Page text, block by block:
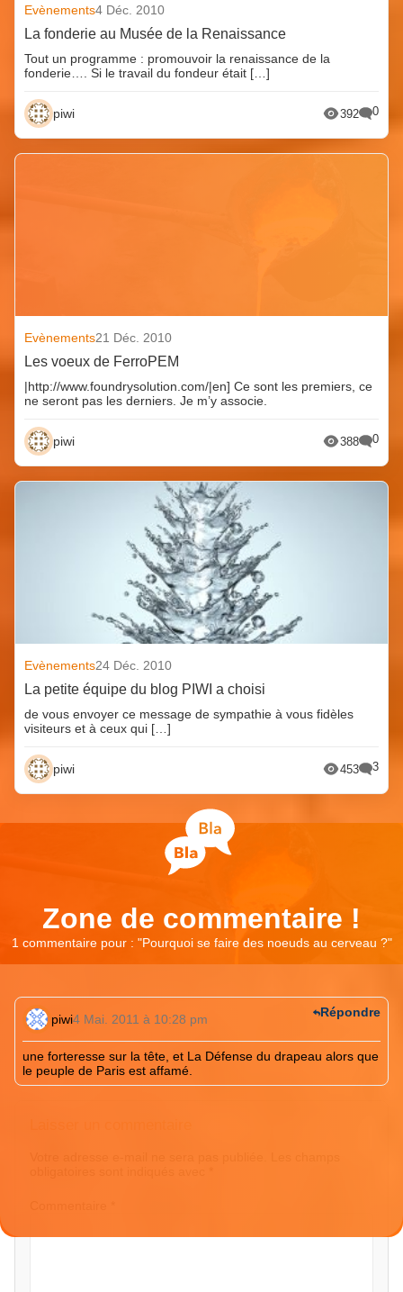
Evènements4 Déc. 2010
La fonderie au Musée de la Renaissance
Tout un programme : promouvoir la renaissance de la
fonderie…. Si le travail du fondeur était […]
piwi 392 0
Evènements21 Déc. 2010
Les voeux de FerroPEM
|http://www.foundrysolution.com/|en] Ce sont les premiers, ce
ne seront pas les derniers. Je m’y associe.
piwi 388 0
Evènements24 Déc. 2010
La petite équipe du blog PIWI a choisi
de vous envoyer ce message de sympathie à vous fidèles
visiteurs et à ceux qui […]
piwi 453 3
Zone de commentaire !
1 commentaire pour : "Pourquoi se faire des noeuds au cerveau ?"
piwi4 Mai. 2011 à 10:28 pm
une forteresse sur la tête, et La Défense du drapeau alors que
le peuple de Paris est affamé.
Répondre